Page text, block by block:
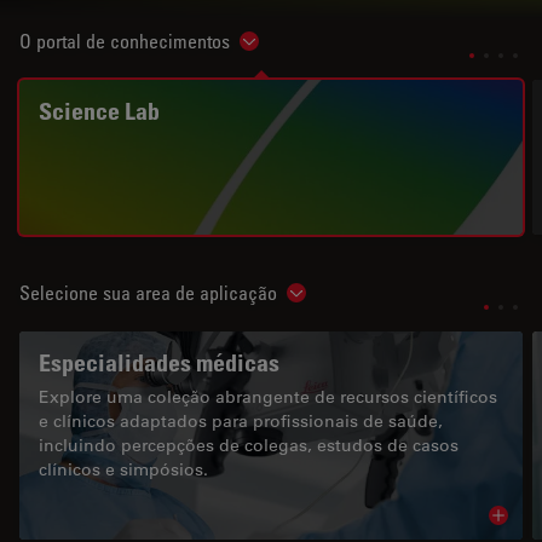
O portal de conhecimentos Show subnavigation
Science Lab
Selecione sua area de aplicação Show subnavigation
Especialidades médicas
Explore uma coleção abrangente de recursos científicos
e clínicos adaptados para profissionais de saúde,
incluindo percepções de colegas, estudos de casos
clínicos e simpósios.